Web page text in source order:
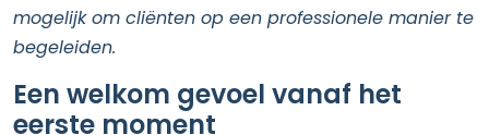
mogelijk om cliënten op een professionele manier te
begeleiden.
Een welkom gevoel vanaf het
eerste moment